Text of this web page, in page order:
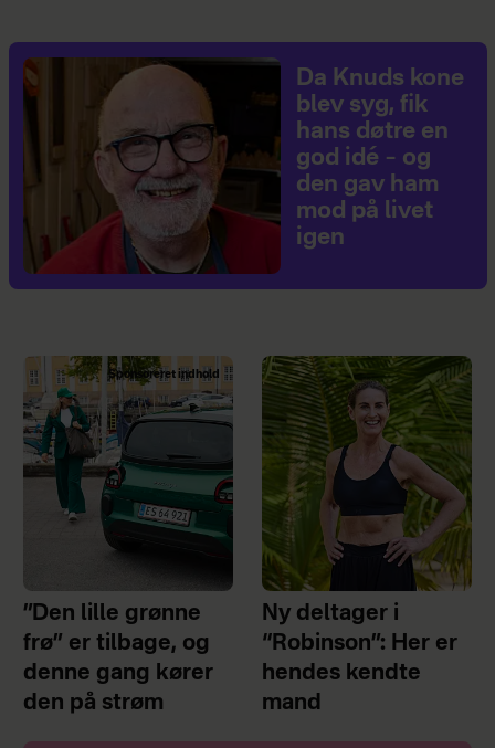
Da Knuds kone
blev syg, fik
hans døtre en
god idé – og
den gav ham
mod på livet
igen
Sponsoreret indhold
”Den lille grønne
frø” er tilbage, og
denne gang kører
den på strøm
Ny deltager i
“Robinson”: Her er
hendes kendte
mand